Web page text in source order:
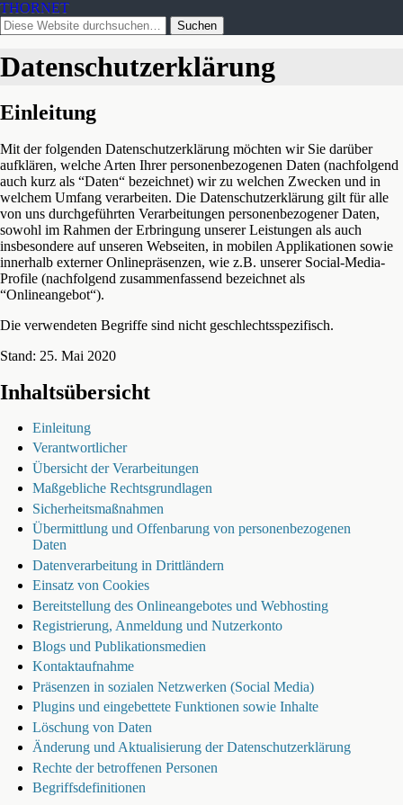
THORNET
Datenschutzerklärung
Einleitung
Mit der folgenden Datenschutzerklärung möchten wir Sie darüber
aufklären, welche Arten Ihrer personenbezogenen Daten (nachfolgend
auch kurz als “Daten“ bezeichnet) wir zu welchen Zwecken und in
welchem Umfang verarbeiten. Die Datenschutzerklärung gilt für alle
von uns durchgeführten Verarbeitungen personenbezogener Daten,
sowohl im Rahmen der Erbringung unserer Leistungen als auch
insbesondere auf unseren Webseiten, in mobilen Applikationen sowie
innerhalb externer Onlinepräsenzen, wie z.B. unserer Social-Media-
Profile (nachfolgend zusammenfassend bezeichnet als
“Onlineangebot“).
Die verwendeten Begriffe sind nicht geschlechtsspezifisch.
Stand: 25. Mai 2020
Inhaltsübersicht
Einleitung
Verantwortlicher
Übersicht der Verarbeitungen
Maßgebliche Rechtsgrundlagen
Sicherheitsmaßnahmen
Übermittlung und Offenbarung von personenbezogenen
Daten
Datenverarbeitung in Drittländern
Einsatz von Cookies
Bereitstellung des Onlineangebotes und Webhosting
Registrierung, Anmeldung und Nutzerkonto
Blogs und Publikationsmedien
Kontaktaufnahme
Präsenzen in sozialen Netzwerken (Social Media)
Plugins und eingebettete Funktionen sowie Inhalte
Löschung von Daten
Änderung und Aktualisierung der Datenschutzerklärung
Rechte der betroffenen Personen
Begriffsdefinitionen